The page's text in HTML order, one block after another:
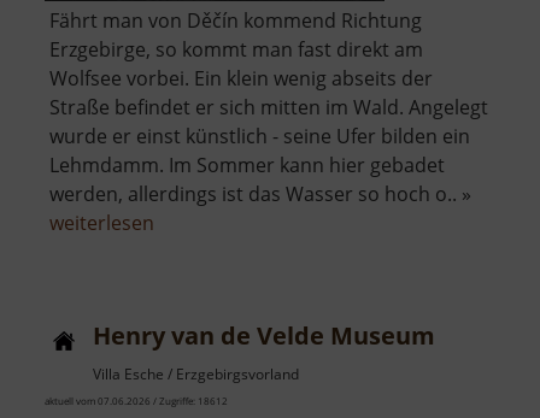
Fährt man von Děčín kommend Richtung
Erzgebirge, so kommt man fast direkt am
Wolfsee vorbei. Ein klein wenig abseits der
Straße befindet er sich mitten im Wald. Angelegt
wurde er einst künstlich - seine Ufer bilden ein
Lehmdamm. Im Sommer kann hier gebadet
werden, allerdings ist das Wasser so hoch o.. »
weiterlesen
Henry van de Velde Museum
Villa Esche / Erzgebirgsvorland
aktuell vom 07.06.2026 / Zugriffe: 18612